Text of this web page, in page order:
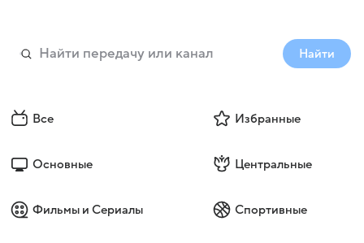
Найти
Все Избранные
Основные Центральные
Фильмы и Сериалы Спортивные